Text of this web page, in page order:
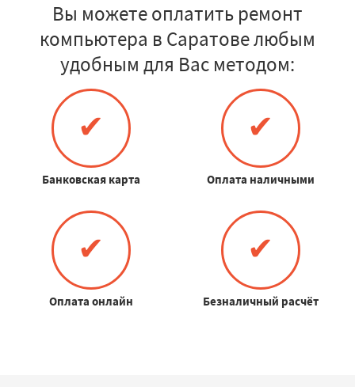
Вы можете оплатить ремонт
компьютера в Саратове любым
удобным для Вас методом:
✔
Банковская карта
✔
Оплата наличными
✔
Оплата онлайн
✔
Безналичный расчёт